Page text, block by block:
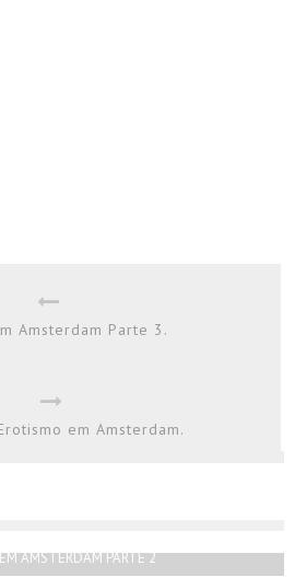
Amsterdam Parte 3.
em Amsterdam.
SEXO EM AMSTERDAM.
AMSTERDAM PARTE 2